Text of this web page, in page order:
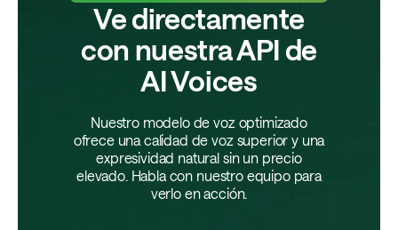
Ve directamente
con nuestra API de
AI Voices
Nuestro modelo de voz optimizado
ofrece una calidad de voz superior y una
expresividad natural sin un precio
elevado. Habla con nuestro equipo para
verlo en acción.